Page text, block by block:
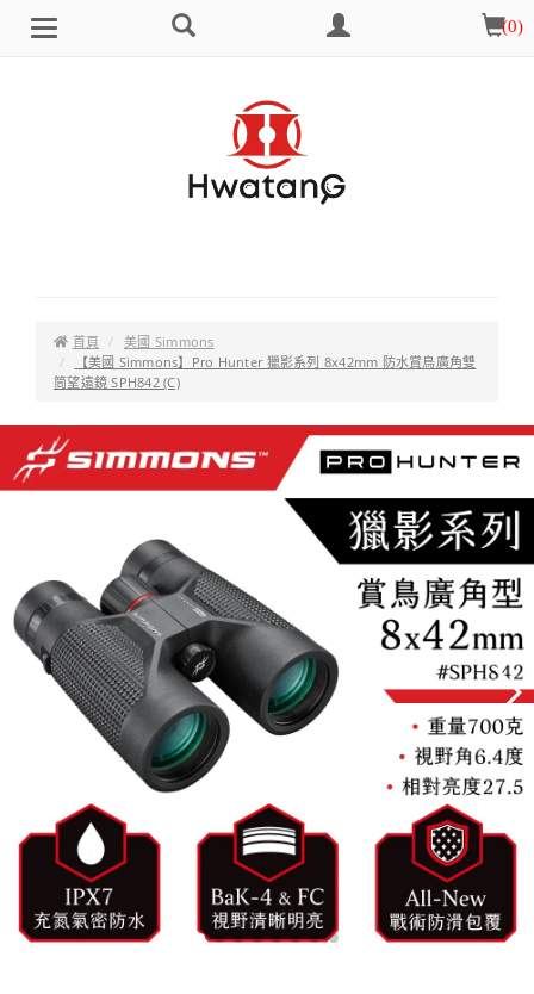
選
搜
會
員
中
購
物
車
(0)
首頁
美國 Simmons
【美國 Simmons】Pro Hunter 獵影系列 8x42mm 防水賞鳥廣角雙
筒望遠鏡 SPH842 (C)